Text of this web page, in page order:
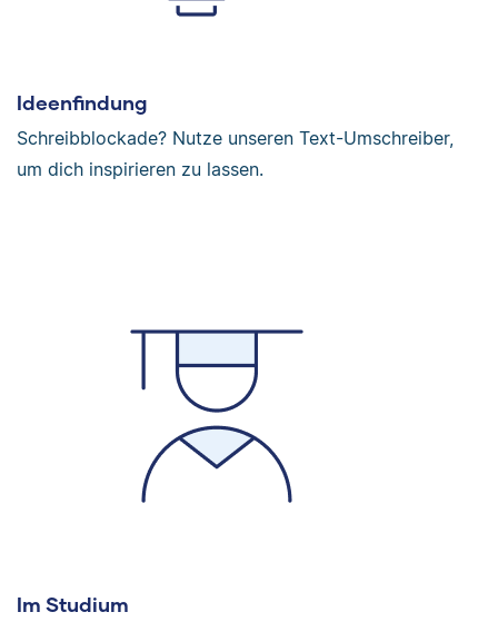
Ideenfindung
Schreibblockade? Nutze unseren Text-Umschreiber,
um dich inspirieren zu lassen.
Im Studium